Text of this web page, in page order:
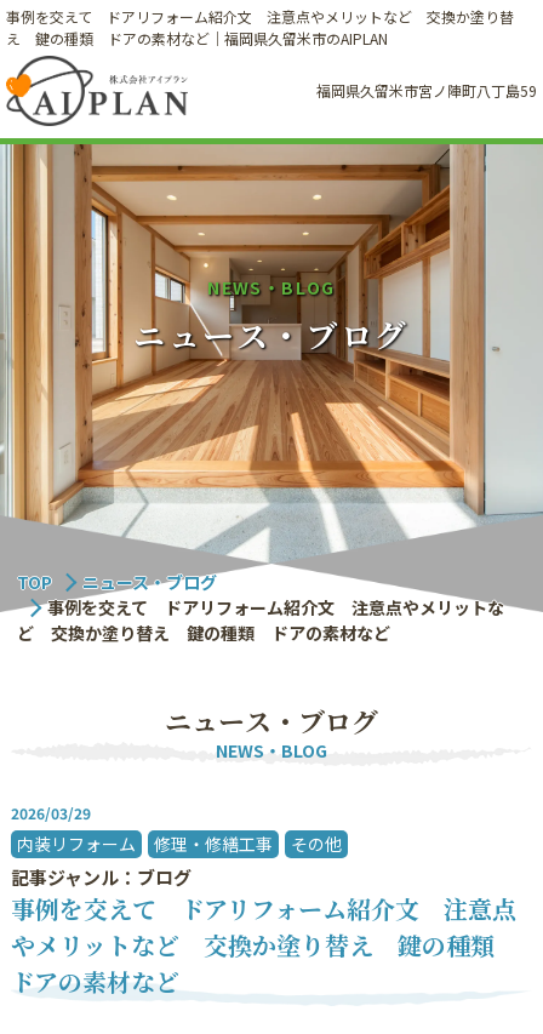
事例を交えて ドアリフォーム紹介文 注意点やメリットなど 交換か塗り替
え 鍵の種類 ドアの素材など｜福岡県久留米市のAIPLAN
福岡県久留米市宮ノ陣町八丁島59
NEWS ・ BLOG
ニュース・ブログ
TOP
ニュース・ブログ
事例を交えて ドアリフォーム紹介文 注意点やメリットな
ど 交換か塗り替え 鍵の種類 ドアの素材など
ニュース ・ ブログ
NEWS・BLOG
2026/03/29
内装リフォーム 修理・修繕工事 その他
記事ジャンル：ブログ
事例を交えて ドアリフォーム紹介文 注意点
やメリットなど 交換か塗り替え 鍵の種類
ドアの素材など